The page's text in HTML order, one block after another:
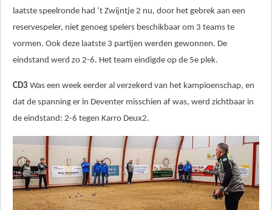
laatste speelronde had ‘t Zwijntje 2 nu, door het gebrek aan een
reservespeler, niet genoeg spelers beschikbaar om 3 teams te
vormen. Ook deze laatste 3 partijen werden gewonnen. De
eindstand werd zo 2-6. Het team eindigde op de 5e plek.
CD3 Was een week eerder al verzekerd van het kampioenschap, en
dat de spanning er in Deventer misschien af was, werd zichtbaar in
de eindstand: 2-6 tegen Karro Deux2.